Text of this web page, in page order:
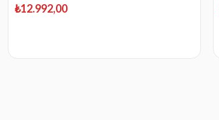
₺12.992,00